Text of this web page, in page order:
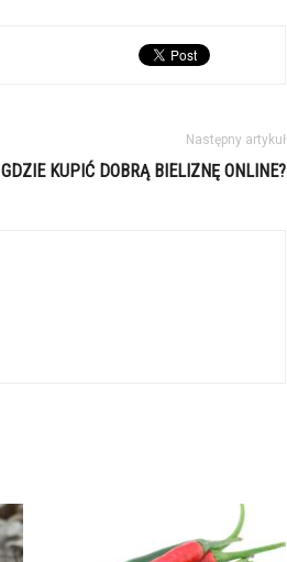
Następny artykuł
GDZIE KUPIĆ DOBRĄ BIELIZNĘ ONLINE?